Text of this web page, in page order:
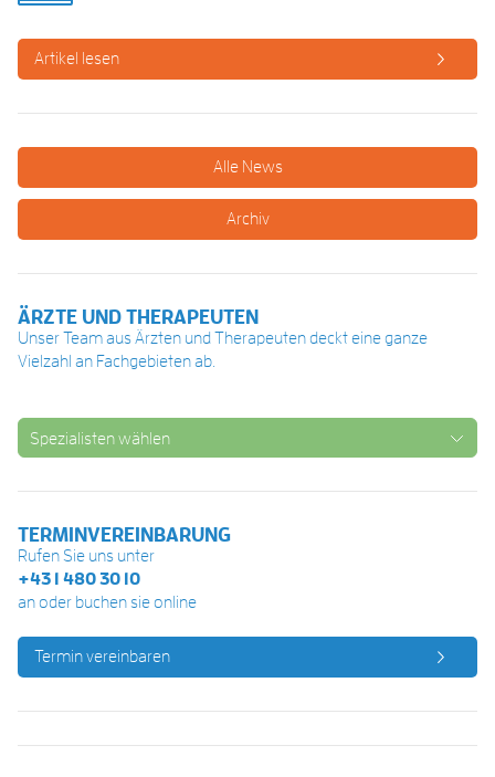
Artikel lesen
Alle News
Archiv
ÄRZTE UND THERAPEUTEN
Unser Team aus Ärzten und Therapeuten deckt eine ganze
Vielzahl an Fachgebieten ab.
Spezialisten wählen
TERMINVEREINBARUNG
Rufen Sie uns unter
+43 1 480 30 10
an oder buchen sie online
Termin vereinbaren